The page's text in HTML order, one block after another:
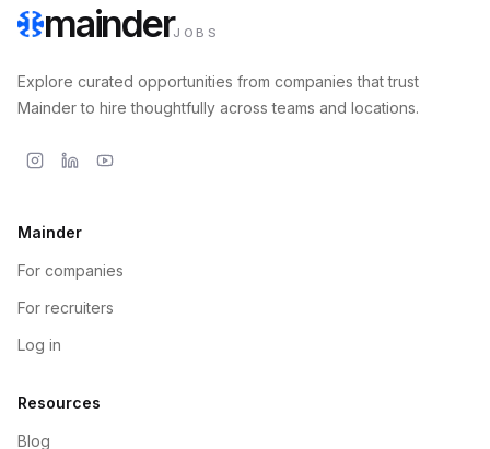
mainderJOBS
Explore curated opportunities from companies that trust
Mainder to hire thoughtfully across teams and locations.
Mainder
For companies
For recruiters
Log in
Resources
Blog